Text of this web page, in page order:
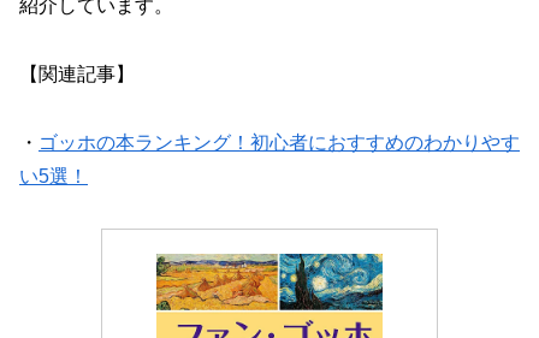
紹介しています。
【関連記事】
・ ゴッホの本ランキング！初心者におすすめのわかりやす
い5選！